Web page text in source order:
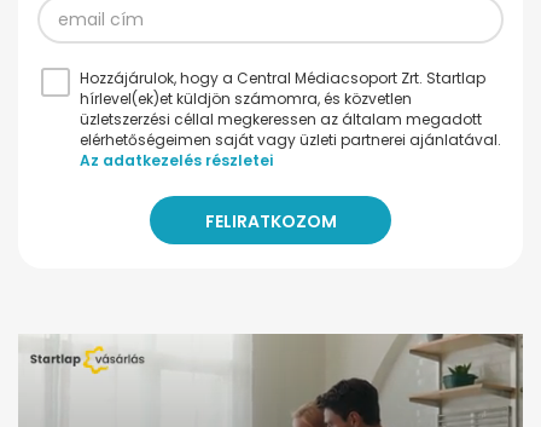
Hozzájárulok, hogy a Central Médiacsoport Zrt. Startlap
hírlevel(ek)et küldjön számomra, és közvetlen
üzletszerzési céllal megkeressen az általam megadott
elérhetőségeimen saját vagy üzleti partnerei ajánlatával.
Az adatkezelés részletei